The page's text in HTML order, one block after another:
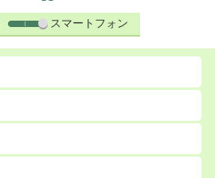
スマートフォン